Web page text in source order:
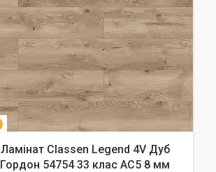
–7%
Ламінат Classen Legend 4V Дуб
Гордон 54754 33 клас AC5 8 мм